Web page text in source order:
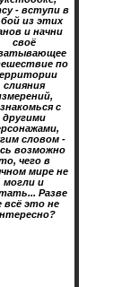
- вступи в
из этих
и начни
своё
по
слияния
с
другими
словом -
возможно
чего в
мире не
могли и
Разве
всё это не